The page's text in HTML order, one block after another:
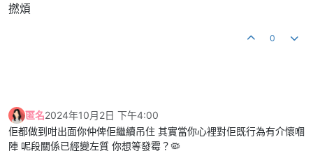
撚煩
0
匿名2024年10月2日 下午4:00
佢都做到咁出面你仲俾佢繼續吊住 其實當你心裡對佢既行為有介懷嗰
陣 呢段關係已經變左質 你想等發霉？🦠